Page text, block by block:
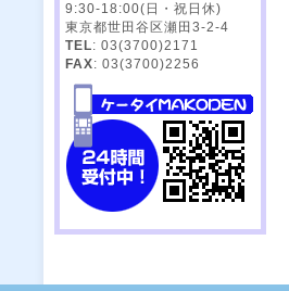
9:30-18:00(日・祝日休)
東京都世田谷区瀬田3-2-4
TEL: 03(3700)2171
FAX: 03(3700)2256